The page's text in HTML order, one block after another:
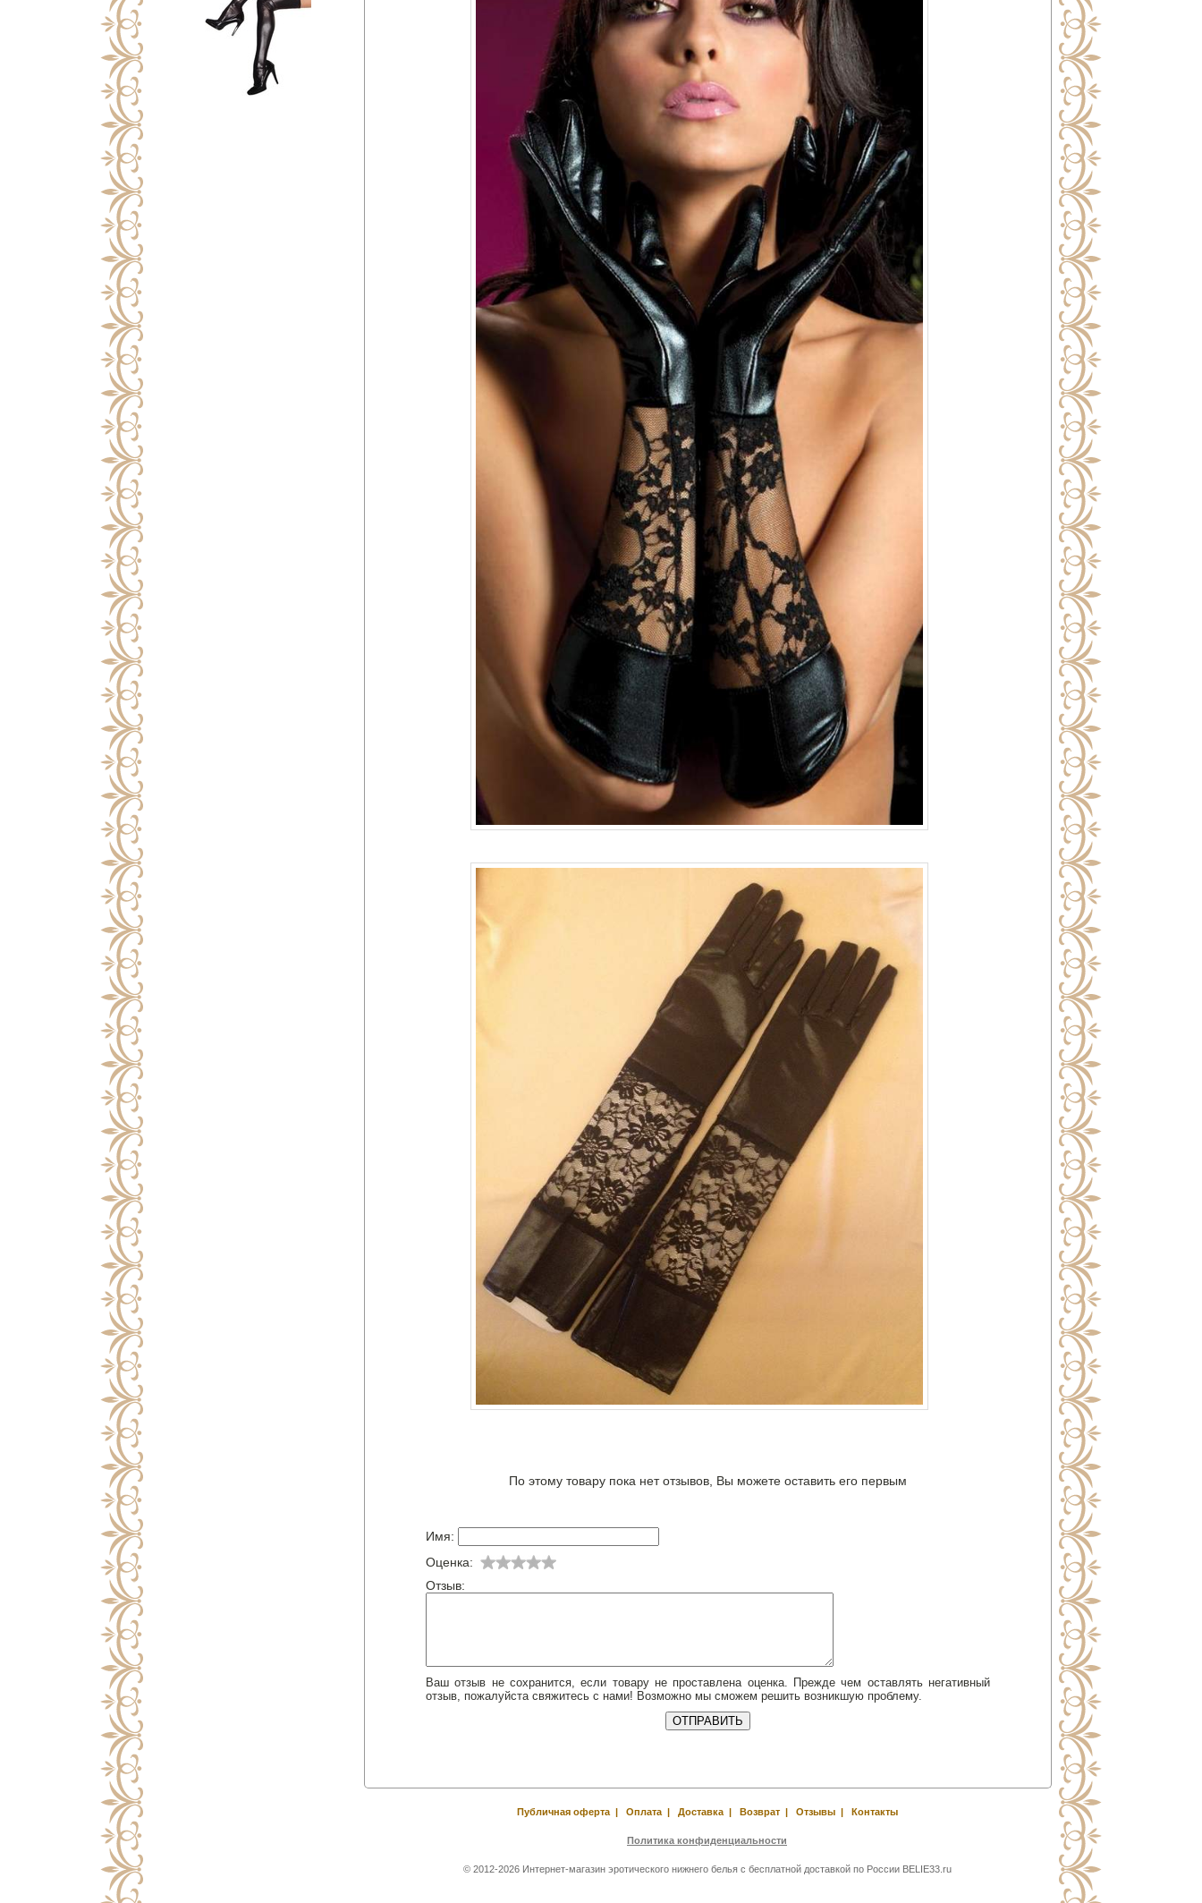
По этому товару пока нет отзывов, Вы можете оставить его первым
Имя:
Оценка:
Отзыв:
Ваш отзыв не сохранится, если товару не проставлена оценка. Прежде чем оставлять негативный
отзыв, пожалуйста свяжитесь с нами! Возможно мы сможем решить возникшую проблему.
Публичная оферта| Оплата| Доставка| Возврат| Отзывы| Контакты
Политика конфиденциальности
© 2012-2026 Интернет-магазин эротического нижнего белья с бесплатной доставкой по России BELIE33.ru